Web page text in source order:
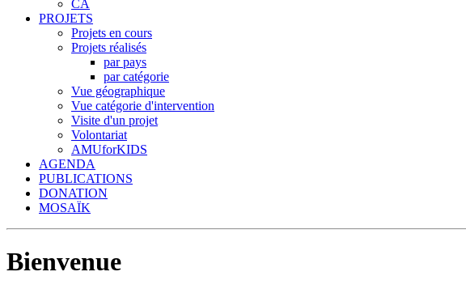
CA
PROJETS
Projets en cours
Projets réalisés
par pays
par catégorie
Vue géographique
Vue catégorie d'intervention
Visite d'un projet
Volontariat
AMUforKIDS
AGENDA
PUBLICATIONS
DONATION
MOSAÏK
Bienvenue